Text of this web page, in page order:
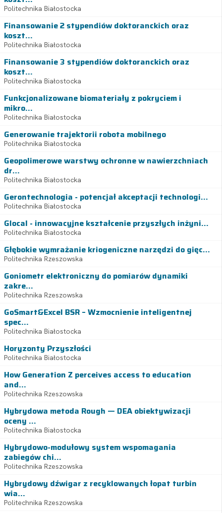
Politechnika Białostocka
Finansowanie 2 stypendiów doktoranckich oraz
koszt...
Politechnika Białostocka
Finansowanie 3 stypendiów doktoranckich oraz
koszt...
Politechnika Białostocka
Funkcjonalizowane biomateriały z pokryciem i
mikro...
Politechnika Białostocka
Generowanie trajektorii robota mobilnego
Politechnika Białostocka
Geopolimerowe warstwy ochronne w nawierzchniach
dr...
Politechnika Białostocka
Gerontechnologia - potencjał akceptacji technologi...
Politechnika Białostocka
Glocal - innowacyjne kształcenie przyszłych inżyni...
Politechnika Białostocka
Głębokie wymrażanie kriogeniczne narzędzi do gięc...
Politechnika Rzeszowska
Goniometr elektroniczny do pomiarów dynamiki
zakre...
Politechnika Rzeszowska
GoSmart&Excel BSR – Wzmocnienie inteligentnej
spec...
Politechnika Białostocka
Horyzonty Przyszłości
Politechnika Białostocka
How Generation Z perceives access to education
and...
Politechnika Rzeszowska
Hybrydowa metoda Rough — DEA obiektywizacji
oceny ...
Politechnika Białostocka
Hybrydowo-modułowy system wspomagania
zabiegów chi...
Politechnika Rzeszowska
Hybrydowy dźwigar z recyklowanych łopat turbin
wia...
Politechnika Rzeszowska